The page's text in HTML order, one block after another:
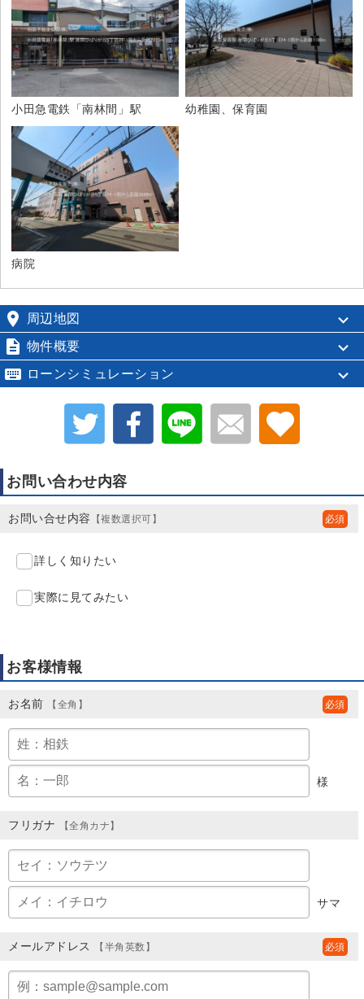
小田急電鉄「南林間」駅 幼稚園、保育園
病院
 周辺地図
 物件概要
 ローンシミュレーション
お問い合わせ内容
お問い合せ内容 【複数選択可】
詳しく知りたい
実際に見てみたい
お客様情報
お名前 【全角】
様
フリガナ 【全角カナ】
サマ
メールアドレス 【半角英数】